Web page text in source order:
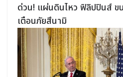
ด่วน! แผ่นดินไหว ฟิลิปปินส์ ข
เตือนภัยสึนามิ